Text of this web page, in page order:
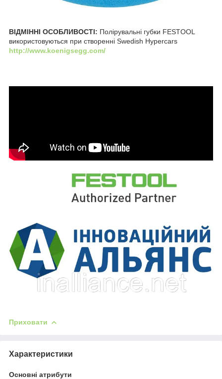
ВІДМІННІ ОСОБЛИВОСТІ: Полірувальні губки FESTOOL
використовуються при створенні Swedish Hypercars
http://www.koenigsegg.com/
Приховати
Характеристики
Основні атрибути